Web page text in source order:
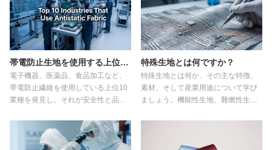
帯電防止生地を使用する上位10業種
電子機器、医薬品、食品加工など、
帯電防止繊維を使用している上位10
業種を発見し、それが安全性と品質
特殊生地とは何ですか？
特殊生地とは何か、その主な特徴、
素材、そして産業用途について学び
ましょう。機能性生地、難燃性生